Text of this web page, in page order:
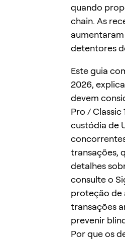
quando
chain. As
detentores
Este guia
2026,
devem
Pro / Classic
custódia de
transações,
detalhes
consulte o
proteção de
transações
prevenir
Por que os